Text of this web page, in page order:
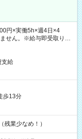
円×実働5h×週4日×4
せん。※給与即受取りサ
支給
歩13分
業少なめ！）